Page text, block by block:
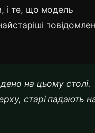
і те, що модель
на цьому столі.
старі падають